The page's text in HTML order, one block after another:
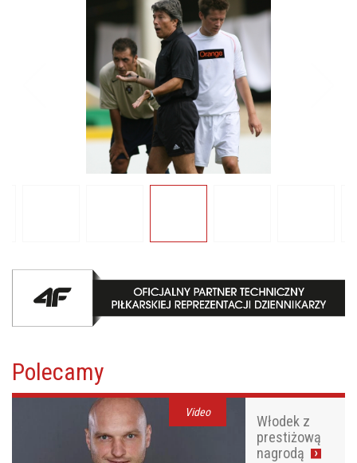
Polecamy
Video
Włodek z
prestiżową
nagrodą